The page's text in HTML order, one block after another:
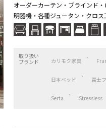
オーダーカーテン・ブラインド
明器機・各種ジュータン・クロス
取り扱い
ブランド
カリモク家具
日本ベッド 冨士
Serta Stressless